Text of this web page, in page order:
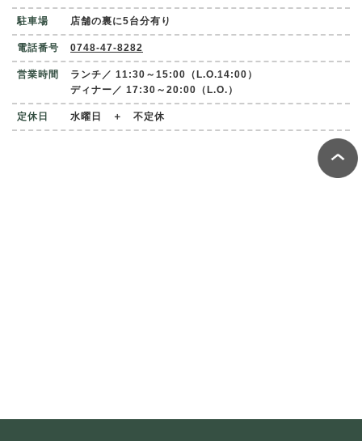
駐車場 店舗の裏に5台分有り
電話番号 0748-47-8282
営業時間
ランチ／ 11:30～15:00（L.O.14:00）
ディナー／ 17:30～20:00（L.O.）
定休日 水曜日 ＋ 不定休